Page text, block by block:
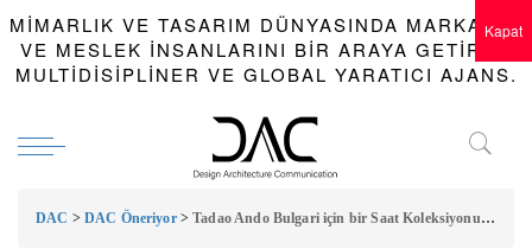
MIMARLIK VE TASARIM DÜNYASINDA MARKALAR
VE MESLEK INSANLARINI BIR ARAYA GETIREN
MULTIDISIPLINER VE GLOBAL YARATICI AJANS.
DAC > DAC Öneriyor>Tadao Ando Bulgari için bir Saat Koleksiyonu Tasarladı
Kapat